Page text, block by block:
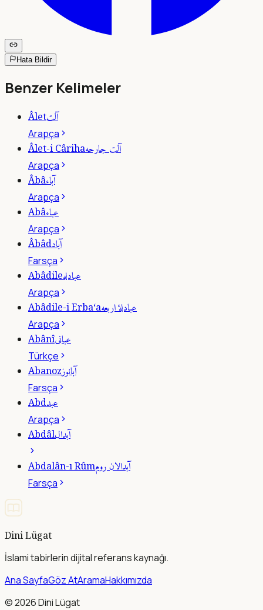
Hata Bildir
Benzer Kelimeler
Âletآلت
Arapça
Âlet-i Cârihaآلت جارحه
Arapça
Âbâآباء
Arapça
Abâعباء
Arapça
Âbâdآباد
Farsça
Abâdileعبادله
Arapça
Abâdile-i Erba‘aعبادلۀ اربعه
Arapça
Abânîعبانى
Türkçe
Abanozآبانوز
Farsça
Abdعبد
Arapça
Abdâlآبدال
Abdalân-ı Rûmآبدالان روم
Farsça
Dini Lügat
İslami tabirlerin dijital referans kaynağı.
Ana SayfaGöz AtAramaHakkımızda
©2026Dini Lügat